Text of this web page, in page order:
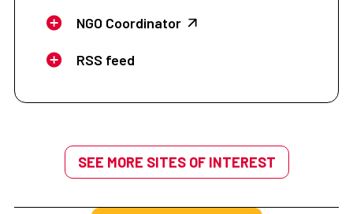
NGO Coordinator
RSS feed
SEE MORE SITES OF INTEREST